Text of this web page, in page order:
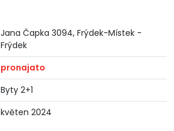
Jana Čapka 3094, Frýdek-Místek -
Frýdek
pronajato
Byty 2+1
květen 2024